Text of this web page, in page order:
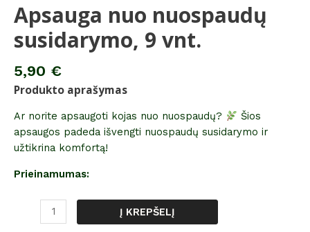
Apsauga nuo nuospaudų
susidarymo, 9 vnt.
5,90 €
Produkto aprašymas
Ar norite apsaugoti kojas nuo nuospaudų?
Šios
apsaugos padeda išvengti nuospaudų susidarymo ir
užtikrina komfortą!
Prieinamumas:
Į KREPŠELĮ